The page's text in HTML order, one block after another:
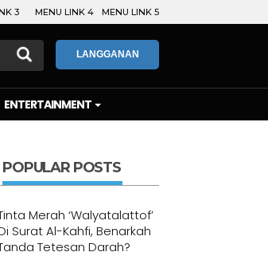
3 MENU LINK 4 MENU LINK 5
LANGGANAN
ENTERTAINMENT
POPULAR POSTS
Merah ‘Walyatalattof’
Surat Al-Kahfi, Benarkah
Tetesan Darah?